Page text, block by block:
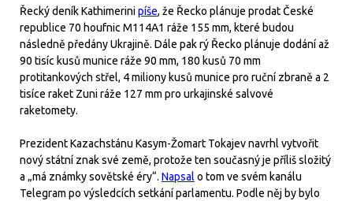
Řecký deník Kathimerinipíše, že Řecko plánuje prodat České
republice 70 houfnic M114A1 ráže 155 mm, které budou
následně předány Ukrajině. Dále pak rý Řecko plánuje dodání až
90 tisíc kusů munice ráže 90 mm, 180 kusů 70 mm
protitankových střel, 4 miliony kusů munice pro ruční zbraně a 2
tisíce raket Zuni ráže 127 mm pro urkajinské salvové
raketomety.
Prezident Kazachstánu Kasym-Žomart Tokajev navrhl vytvořit
nový státní znak své země, protože ten současný je příliš složitý
a „má známky sovětské éry“. Napsal o tom ve svém kanálu
Telegram po výsledcích setkání parlamentu. Podle něj by bylo